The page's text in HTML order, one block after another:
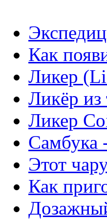
Как
Ликер
Ликёр из
Ликер
Самбука
Этот
Как